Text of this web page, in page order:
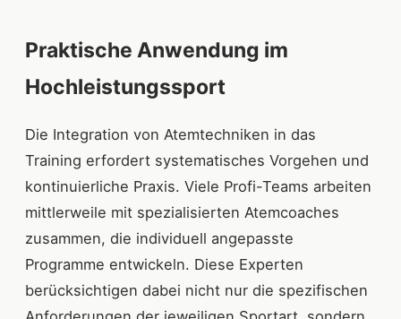
Praktische Anwendung im
Hochleistungssport
Die Integration von Atemtechniken in das
Training erfordert systematisches Vorgehen und
kontinuierliche Praxis. Viele Profi-Teams arbeiten
mittlerweile mit spezialisierten Atemcoaches
zusammen, die individuell angepasste
Programme entwickeln. Diese Experten
berücksichtigen dabei nicht nur die spezifischen